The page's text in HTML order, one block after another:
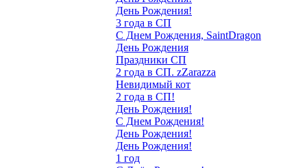
День Рождения!
3 года в СП
С Днем Рождения, SaintDragon
День Рождения
Праздники СП
2 года в СП. zZarazza
Невидимый кот
2 года в СП!
День Рождения!
С Днем Рождения!
День Рождения!
День Рождения!
1 год